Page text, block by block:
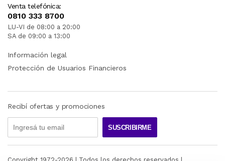
Venta telefónica:
0810 333 8700
LU-VI de 08:00 a 20:00
SA de 09:00 a 13:00
Información legal
Protección de Usuarios Financieros
Recibí ofertas y promociones
SUSCRIBIRME